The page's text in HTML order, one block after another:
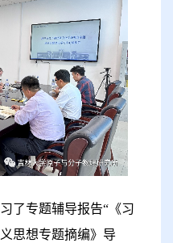
了专题辅导报告“《习
思想专题摘编》导